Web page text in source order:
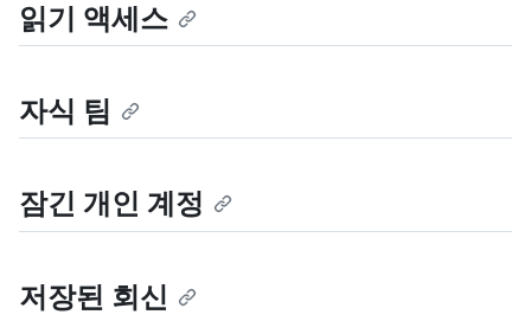
읽기 액세스
자식 팀
잠긴 개인 계정
저장된 회신